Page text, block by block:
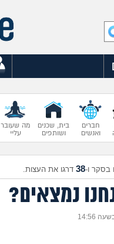
חברים
ואנשים
בית, שכנים
ושותפים
מה שעובר
עליי
בסקר ו-38 דרגו את העצות.
נמצאים?